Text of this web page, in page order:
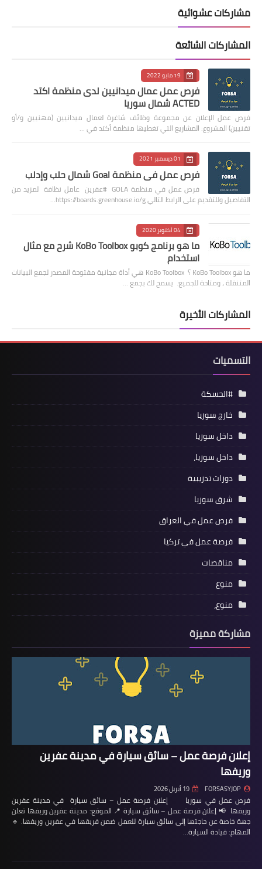
مشاركات عشوائية
المشاركات الشائعة
19 مايو 2022
فرص عمل عمال ميدانيين لدى منظمة اكتد
ACTED شمال سوريا
فرص عمل الإعلان عن مجموعة وظائف شاغرة لعمال ميدانيين (مهنيين و/أو
تقنيين) المشروع: المشاريع التي تغطيها منظمة أكتد في …
01 ديسمبر 2021
فرص عمل في منظمة Goal شمال حلب وإدلب
فرص عمل في منظمة GOLA #عفرين عامل نظافة لمزيد من
التفاصيل وللتقديم على الرابط التالي https://boards.greenhouse.io/g…
04 أكتوبر 2020
ما هو برنامج كوبو KoBo Toolbox شرح مع مثال
استخدام
ما هو KoBo Toolbox ؟ KoBo Toolbox هي أداة مجانية مفتوحة المصدر لجمع البيانات
المتنقلة ، ومتاحة للجميع. يسمح لك بجمع …
المشاركات الأخيرة
التسميات
#الحسكة
خارج سوريا
داخل سوريا
داخل سوريا،
دورات تدريبية
شرق سوريا
فرص عمل في العراق
فرصة عمل في تركيا
مناقصات
منوع
منوع،
مشاركة مميزة
إعلان فرصة عمل – سائق سيارة في مدينة عفرين
وريفها
FORSASYJOP 19 أبريل 2026
فرص عمل في سوريا إعلان فرصة عمل – سائق سيارة في مدينة عفرين
وريفها 📢 إعلان فرصة عمل – سائق سيارة 📍 الموقع: مدينة عفرين وريفها تعلن
جهة خاصة عن حاجتها إلى سائق سيارة للعمل ضمن فريقها في عفرين وريفها. 🔹
المهام: قيادة السيارة…